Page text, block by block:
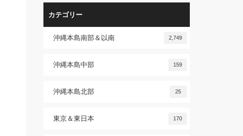
カテゴリー
沖縄本島南部＆以南 2,749
沖縄本島中部 159
沖縄本島北部 25
東京＆東日本 170